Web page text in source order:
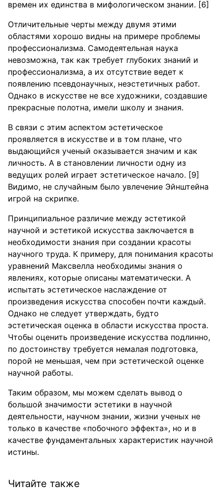
времен их единства в мифологическом знании. [6]
Отличительные черты между двумя этими
областями хорошо видны на примере проблемы
профессионализма. Самодеятельная наука
невозможна, так как требует глубоких знаний и
профессионализма, а их отсутствие ведет к
появлению псевдонаучных, неэстетичных работ.
Однако в искусстве не все художники, создавшие
прекрасные полотна, имели школу и знания.
В связи с этим аспектом эстетическое
проявляется в искусстве и в том плане, что
выдающийся ученый оказывается значим и как
личность. А в становлении личности одну из
ведущих ролей играет эстетическое начало. [9]
Видимо, не случайным было увлечение Эйнштейна
игрой на скрипке.
Принципиальное различие между эстетикой
научной и эстетикой искусства заключается в
необходимости знания при создании красоты
научного труда. К примеру, для понимания красоты
уравнений Максвелла необходимы знания о
явлениях, которые описаны математически. А
испытать эстетическое наслаждение от
произведения искусства способен почти каждый.
Однако не следует утверждать, будто
эстетическая оценка в области искусства проста.
Чтобы оценить произведение искусства подлинно,
по достоинству требуется немалая подготовка,
порой не меньшая, чем при эстетической оценке
научной работы.
Таким образом, мы можем сделать вывод о
большой значимости эстетики в научной
деятельности, научном знании, жизни ученых не
только в качестве «побочного эффекта», но и в
качестве фундаментальных характеристик научной
истины.
Читайте также